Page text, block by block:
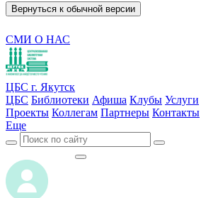
Вернуться к обычной версии
СМИ О НАС
ЦБС г. Якутск
ЦБС Библиотеки Афиша Клубы Услуги
Проекты Коллегам Партнеры Контакты
Еще